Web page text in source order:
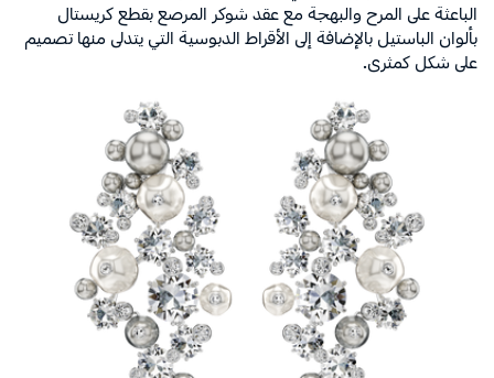
الباعثة على المرح والبهجة مع عقد شوكر المرصع بقطع كريستال
بألوان الباستيل بالإضافة إلى الأقراط الدبوسية التي يتدلى منها تصميم
على شكل كمثرى.